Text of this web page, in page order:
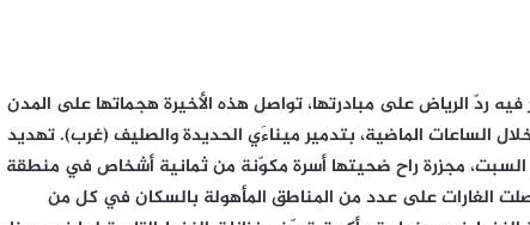
ردّ الرياض على مبادرتها، تواصل هذه الأخيرة هجماتها على المدن
الساعات الماضية، بتدمير ميناءَي الحديدة والصليف (غرب). تهديد
السبت، مجزرة راح ضحيتها أسرة مكوّنة من ثمانية أشخاص في منطقة
الغارات على عدد من المناطق المأهولة بالسكان في كل من